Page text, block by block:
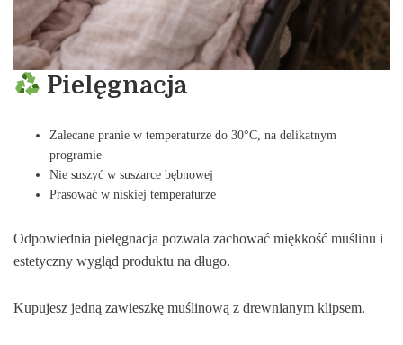
Pielęgnacja
Zalecane pranie w temperaturze do 30°C, na delikatnym
programie
Nie suszyć w suszarce bębnowej
Prasować w niskiej temperaturze
Odpowiednia pielęgnacja pozwala zachować miękkość muślinu i
estetyczny wygląd produktu na długo.
Kupujesz jedną zawieszkę muślinową z drewnianym klipsem.